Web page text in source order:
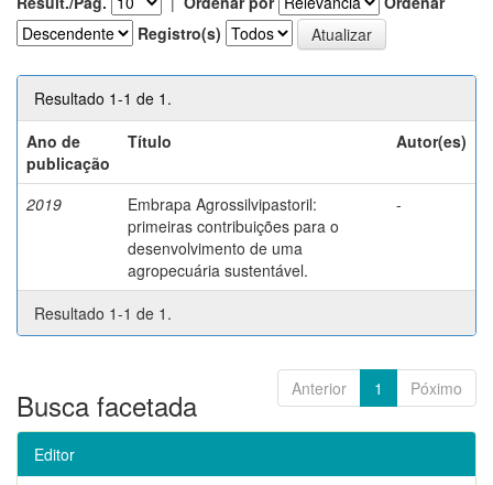
Registro(s)
Resultado 1-1 de 1.
Ano de
publicação
Título Autor(es)
2019
Embrapa Agrossilvipastoril:
primeiras contribuições para o
desenvolvimento de uma
agropecuária sustentável.
-
Resultado 1-1 de 1.
Anterior 1 Póximo
Busca facetada
Editor